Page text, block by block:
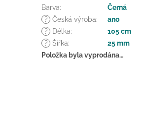
Barva:
Černá
?
Česká výroba:
ano
?
Délka:
105 cm
?
Šířka:
25 mm
Položka byla vyprodána…